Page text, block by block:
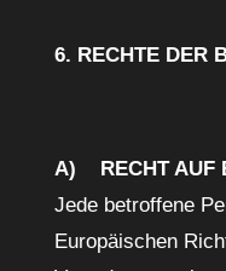
6. RECHTE DER
A) RECHT AUF
Jede betroffene
Europäischen